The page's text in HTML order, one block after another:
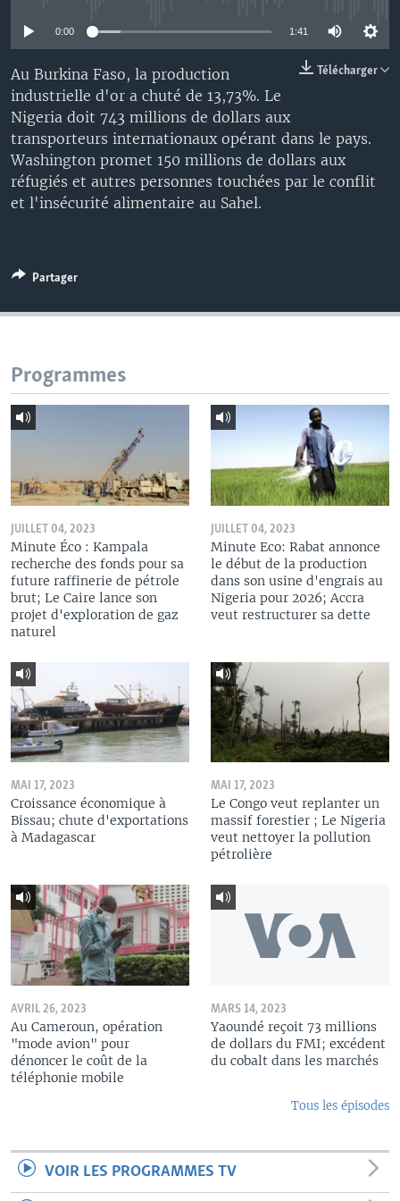
0:00 1:41
Télécharger
Au Burkina Faso, la production
industrielle d'or a chuté de 13,73%. Le
Nigeria doit 743 millions de dollars aux
transporteurs internationaux opérant dans le pays.
Washington promet 150 millions de dollars aux
réfugiés et autres personnes touchées par le conflit
et l'insécurité alimentaire au Sahel.
Partager
Programmes
JUILLET 04, 2023
Minute Éco : Kampala
recherche des fonds pour sa
future raffinerie de pétrole
brut; Le Caire lance son
projet d'exploration de gaz
naturel
JUILLET 04, 2023
Minute Eco: Rabat annonce
le début de la production
dans son usine d'engrais au
Nigeria pour 2026; Accra
veut restructurer sa dette
MAI 17, 2023
Croissance économique à
Bissau; chute d'exportations
à Madagascar
MAI 17, 2023
Le Congo veut replanter un
massif forestier ; Le Nigeria
veut nettoyer la pollution
pétrolière
AVRIL 26, 2023
Au Cameroun, opération
"mode avion" pour
dénoncer le coût de la
téléphonie mobile
MARS 14, 2023
Yaoundé reçoit 73 millions
de dollars du FMI; excédent
du cobalt dans les marchés
Tous les épisodes
VOIR LES PROGRAMMES TV